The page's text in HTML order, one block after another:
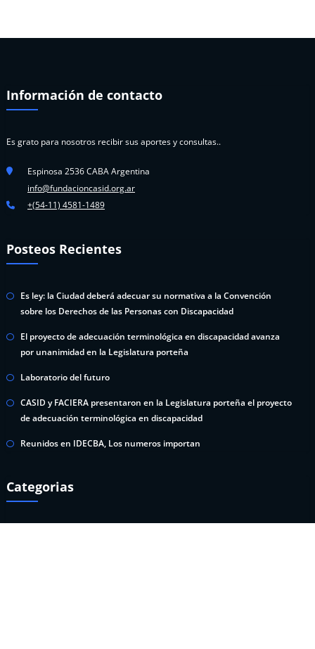
Información de contacto
Es grato para nosotros recibir sus aportes y consultas..
Espinosa 2536 CABA Argentina
info@fundacioncasid.org.ar
+(54-11) 4581-1489
Posteos Recientes
Es ley: la Ciudad deberá adecuar su normativa a la Convención
sobre los Derechos de las Personas con Discapacidad
El proyecto de adecuación terminológica en discapacidad avanza
por unanimidad en la Legislatura porteña
Laboratorio del futuro
CASID y FACIERA presentaron en la Legislatura porteña el proyecto
de adecuación terminológica en discapacidad
Reunidos en IDECBA, Los numeros importan
Categorias